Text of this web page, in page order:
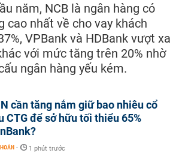
năm, NCB là ngân hàng có
cao nhất về cho vay khách
VPBank và HDBank vượt xa
với mức tăng trên 20% nhờ
ngân hàng yếu kém.
cần tăng nắm giữ bao nhiêu cổ
CTG để sở hữu tối thiểu 65%
- 1 phút trước